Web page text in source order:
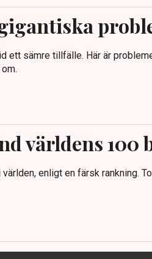
ett sämre tillfälle. Här är
världens 100
enligt en färsk rankning.